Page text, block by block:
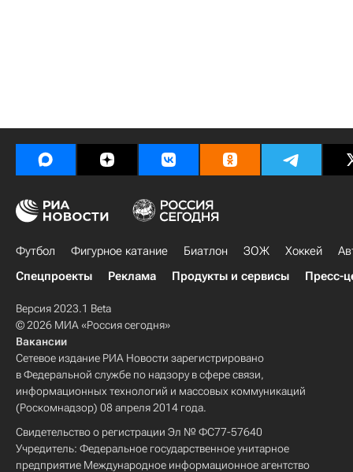
Футбол Фигурное катание Биатлон ЗОЖ Хоккей
Спецпроекты
Реклама Продукты и сервисы Пресс-
Версия 2023.1 Beta
© 2026 МИА «Россия сегодня»
Вакансии
Сетевое издание РИА Новости зарегистрировано
в Федеральной службе по надзору в сфере связи,
информационных технологий и массовых коммуникаций
(Роскомнадзор) 08 апреля 2014 года.
Свидетельство о регистрации Эл № ФС77-57640
Учредитель: Федеральное государственное унитарное
предприятие Международное информационное агентство